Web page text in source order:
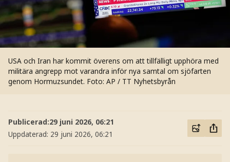
USA och Iran har kommit överens om att tillfälligt upphöra med
militära angrepp mot varandra inför nya samtal om sjöfarten
genom Hormuzsundet. Foto: AP / TT Nyhetsbyrån
Publicerad:29 juni 2026, 06:21
Uppdaterad: 29 juni 2026, 06:21